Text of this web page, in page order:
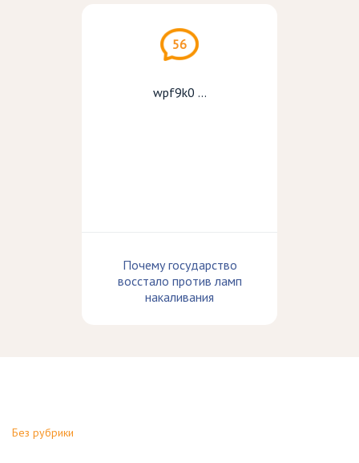
56
wpf9k0 ...
Почему государство
восстало против ламп
накаливания
Без рубрики